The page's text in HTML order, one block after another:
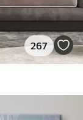
267